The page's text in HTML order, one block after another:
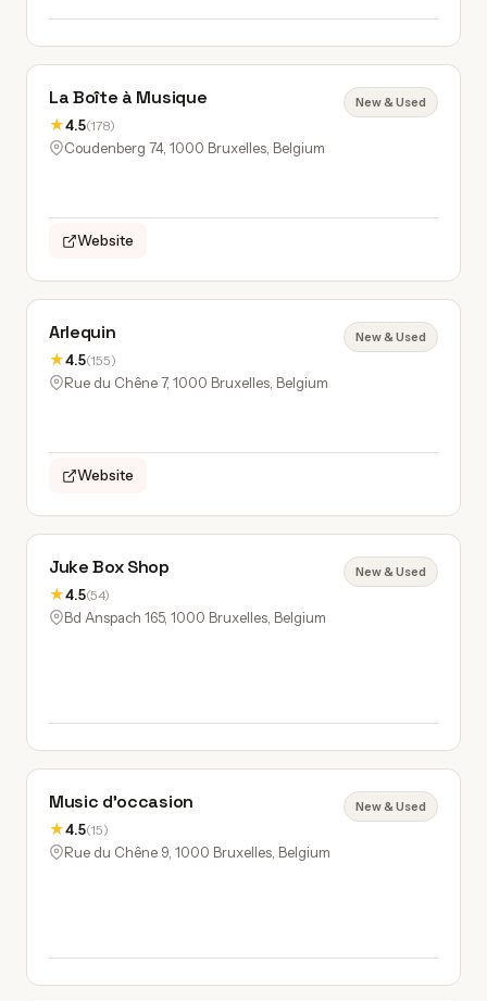
La Boîte à Musique
★4.5(178)
New & Used
Coudenberg 74, 1000 Bruxelles, Belgium
Website
Arlequin
★4.5(155)
New & Used
Rue du Chêne 7, 1000 Bruxelles, Belgium
Website
Juke Box Shop
★4.5(54)
New & Used
Bd Anspach 165, 1000 Bruxelles, Belgium
Music d'occasion
★4.5(15)
New & Used
Rue du Chêne 9, 1000 Bruxelles, Belgium